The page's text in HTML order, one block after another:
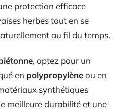
protection efficace
herbes tout en se
au fil du temps.
, optez pour un
en polypropylèneou en
synthétiques
meilleure durabilité et une